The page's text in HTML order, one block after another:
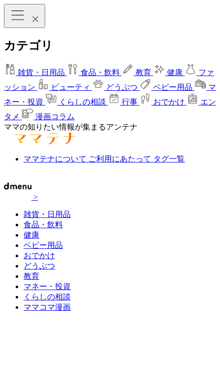
カテゴリ
雑貨・日用品 食品・飲料 教育 健康
ファ
ッション
ビューティ どうぶつ ベビー用品
マ
ネー・投資
くらしの相談 行事 おでかけ
エン
タメ
漫画コラム
ママの知りたい情報が集まるアンテナ
ママテナについて ご利用にあたって タグ一覧
>
雑貨・日用品
食品・飲料
健康
ベビー用品
おでかけ
どうぶつ
教育
マネー・投資
くらしの相談
ママコマ漫画